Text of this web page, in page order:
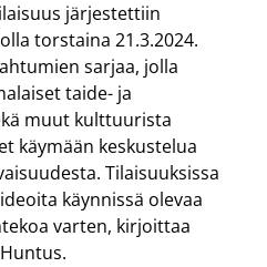
järjestettiin
torstaina 21.3.2024.
sarjaa, jolla
taide- ja
muut kulttuurista
käymään keskustelua
Tilaisuuksissa
käynnissä olevaa
varten, kirjoittaa